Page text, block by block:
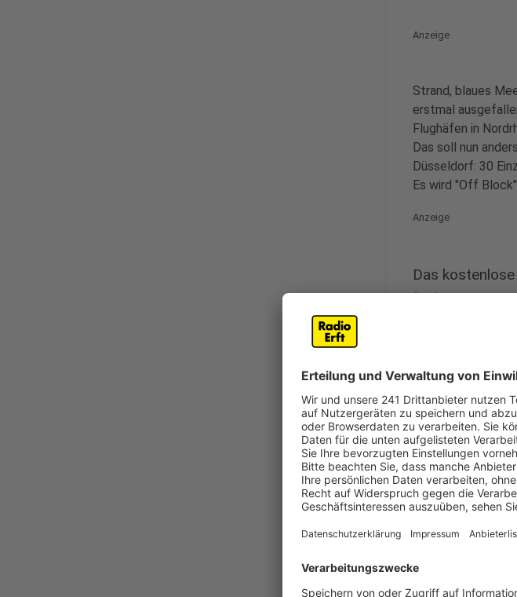
Anzeige
Strand, blaues
erstmal
Flughäfen in
Das soll nun
Düsseldorf: 30
Es wird "Off
Anzeige
Das
Anzeige
Die vielleicht
Flughafen Köln-
kostenlos ein
Reisende online
eigene
Seit Dezember
Lukas
Dezember
wird es für unsere
Service zu